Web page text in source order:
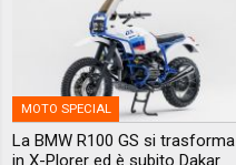
MOTO SPECIAL
La BMW R100 GS si trasforma
in X-Plorer ed è subito Dakar